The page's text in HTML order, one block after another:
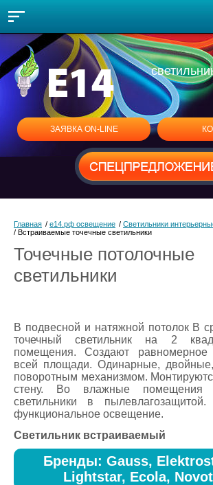
ЗАЯВКА ON-LINE
Главная / е14.рф освещение / Светильники
/ Встраиваемые точечные светильники
Точечные потолочные
светильники
В подвесной и натяжной потолок В
точечный светильник на 2
помещения. Создают
всей площади. Одинарные,
поворотным механизмом.
стену. Во влажные помещения
светильники в
функциональное освещение.
Светильник встраиваемый
Бренды: Gauss,
Lightstar, Ecola,